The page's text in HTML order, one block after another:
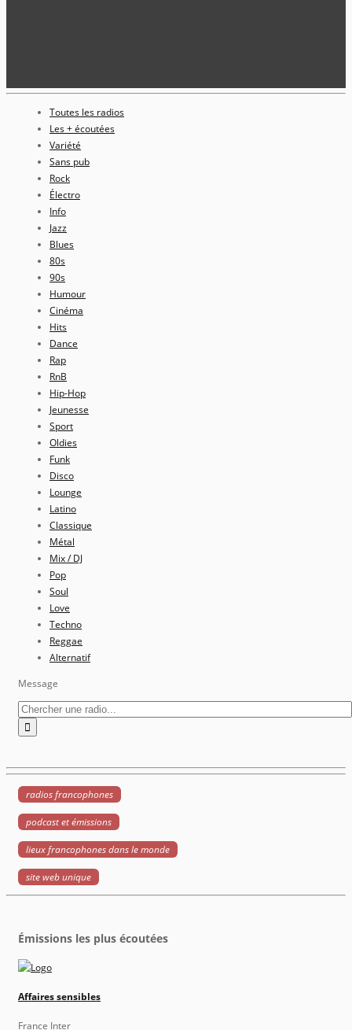
Toutes les radios
Les + écoutées
Variété
Sans pub
Rock
Électro
Info
Jazz
Blues
80s
90s
Humour
Cinéma
Hits
Dance
Rap
RnB
Hip-Hop
Jeunesse
Sport
Oldies
Funk
Disco
Lounge
Latino
Classique
Métal
Mix / DJ
Pop
Soul
Love
Techno
Reggae
Alternatif
Message
radios francophones
podcast et émissions
lieux francophones dans le monde
site web unique
Émissions les plus écoutées
Affaires sensibles
France Inter